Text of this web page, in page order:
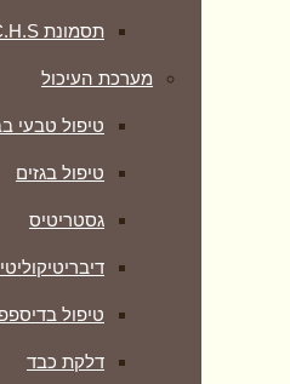
תסמונת C.C.H.S
מערכת העיכול
טיפול טבעי
טיפול בגזים
גסטריטיס
טיפול
דלקת כבד